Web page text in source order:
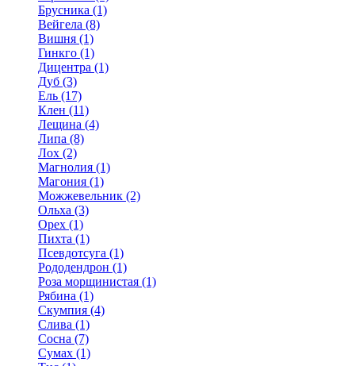
Брусника (1)
Вейгела (8)
Вишня (1)
Гинкго (1)
Дицентра (1)
Дуб (3)
Ель (17)
Клен (11)
Лещина (4)
Липа (8)
Лох (2)
Магнолия (1)
Магония (1)
Можжевельник (2)
Ольха (3)
Орех (1)
Пихта (1)
Псевдотсуга (1)
Рододендрон (1)
Роза морщинистая (1)
Рябина (1)
Скумпия (4)
Слива (1)
Сосна (7)
Сумах (1)